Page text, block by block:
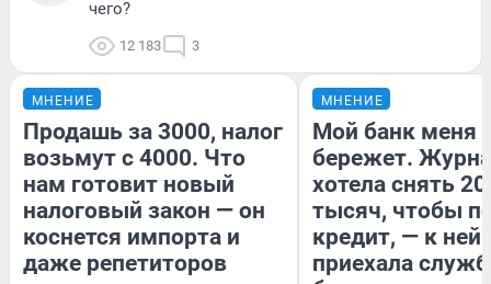
чего?
12 183 3
МНЕНИЕ
Продашь за 3000, налог
возьмут с 4000. Что
нам готовит новый
налоговый закон — он
коснется импорта и
даже репетиторов
МНЕНИЕ
Мой банк меня
бережет.
хотела снять
тысяч, чтобы
кредит, — к
приехала